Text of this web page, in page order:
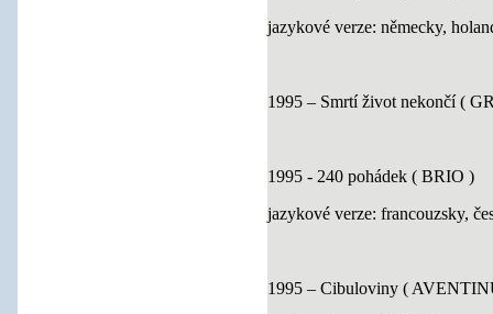
jazykové verze: německy,
1995 – Smrtí život nekončí (
1995 - 240 pohádek ( BRIO )
jazykové verze: francouzsky,
1995 – Cibuloviny (